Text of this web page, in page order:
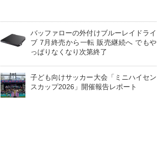
バッファローの外付けブルーレイドライ
ブ 7月終売から一転 販売継続へ でもや
っぱりなくなり次第終了
子ども向けサッカー大会「ミニハイセン
スカップ2026」開催報告レポート